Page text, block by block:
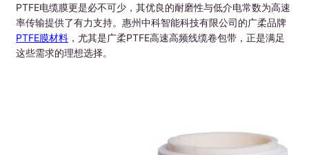
PTFE电缆膜更是必不可少，其优良的耐磨性与低介电常数为高速
率传输提供了有力支持。惠州中科智能科技有限公司的广柔品牌
PTFE膜材料 ，尤其是广柔PTFE高速高频线缆卷包带，正是满足
这些需求的理想选择。